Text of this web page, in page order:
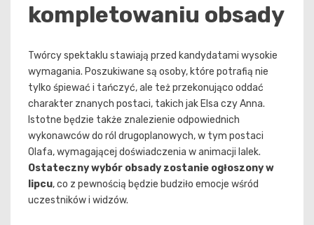
kompletowaniu obsady
Twórcy spektaklu stawiają przed kandydatami wysokie
wymagania. Poszukiwane są osoby, które potrafią nie
tylko śpiewać i tańczyć, ale też przekonująco oddać
charakter znanych postaci, takich jak Elsa czy Anna.
Istotne będzie także znalezienie odpowiednich
wykonawców do ról drugoplanowych, w tym postaci
Olafa, wymagającej doświadczenia w animacji lalek.
Ostateczny wybór obsady zostanie ogłoszony w
lipcu, co z pewnością będzie budziło emocje wśród
uczestników i widzów.